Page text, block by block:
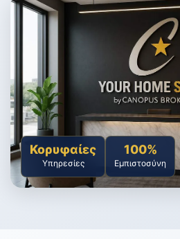
Κορυφαίες
Υπηρεσίες
100%
Εμπιστοσύνη